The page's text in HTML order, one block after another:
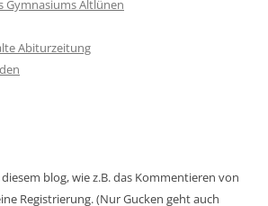
Gymnasiums Altlünen
Abiturzeitung
blog, wie z.B. das Kommentieren von
Registrierung. (Nur Gucken geht auch